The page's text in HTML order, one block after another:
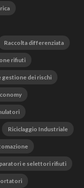
Raccolta differenziata
rifiuti
gestione dei rischi
Riciclaggio Industriale
e selettori rifiuti